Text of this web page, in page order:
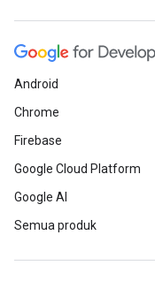
Android
Chrome
Firebase
Google Cloud Platform
Google AI
Semua produk